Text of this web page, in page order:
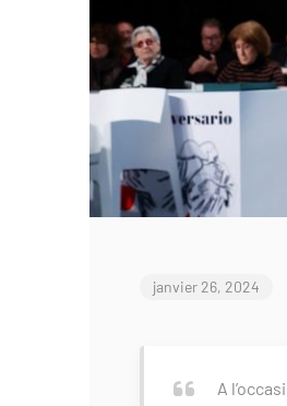
janvier 26, 2024
A